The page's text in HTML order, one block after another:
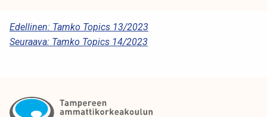
A
R
K
Edellinen: Tamko Topics 13/2023
Seuraava: Tamko Topics 14/2023